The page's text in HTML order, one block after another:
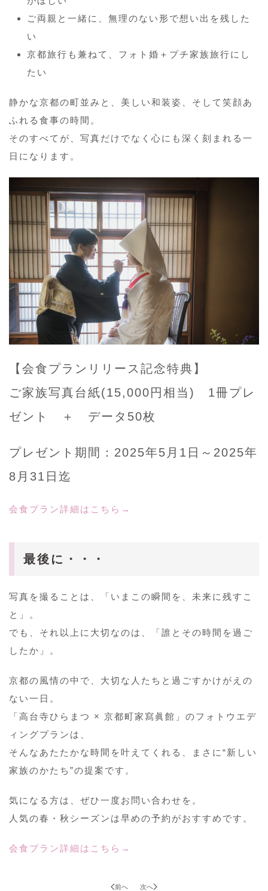
ご両親と一緒に、無理のない形で想い出を残した
い
京都旅行も兼ねて、フォト婚＋プチ家族旅行にし
たい
静かな京都の町並みと、美しい和装姿、そして笑顔あ
ふれる食事の時間。
そのすべてが、写真だけでなく心にも深く刻まれる一
日になります。
【会食プランリリース記念特典】
ご家族写真台紙(15,000円相当) 1冊プレ
ゼント ＋ データ50枚
プレゼント期間：2025年5月1日～2025年
8月31日迄
会食プラン詳細はこちら→
最後に・・・
写真を撮ることは、「いまこの瞬間を、未来に残すこ
と」。
でも、それ以上に大切なのは、「誰とその時間を過ご
したか」。
京都の風情の中で、大切な人たちと過ごすかけがえの
ない一日。
「高台寺ひらまつ × 京都町家寫眞館」のフォトウエデ
ィングプランは、
そんなあたたかな時間を叶えてくれる、まさに“新しい
家族のかたち”の提案です。
気になる方は、ぜひ一度お問い合わせを。
人気の春・秋シーズンは早めの予約がおすすめです。
会食プラン詳細はこちら→
前へ 次へ